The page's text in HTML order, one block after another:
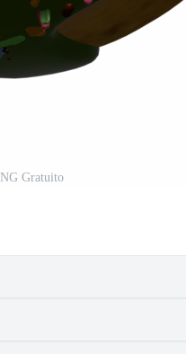
Gratuito